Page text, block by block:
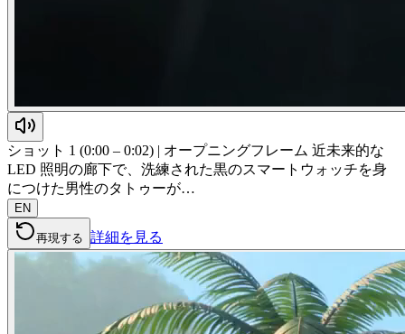
ショット 1 (0:00 – 0:02) | オープニングフレーム 近未来的な
LED 照明の廊下で、洗練された黒のスマートウォッチを身
につけた男性のタトゥーが…
EN
再現する 詳細を見る